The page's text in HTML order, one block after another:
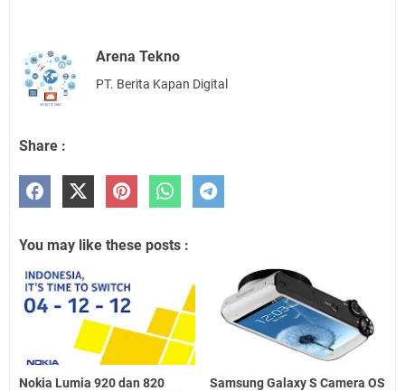
Arena Tekno
PT. Berita Kapan Digital
Share :
You may like these posts :
Nokia Lumia 920 dan 820
Samsung Galaxy S Camera OS